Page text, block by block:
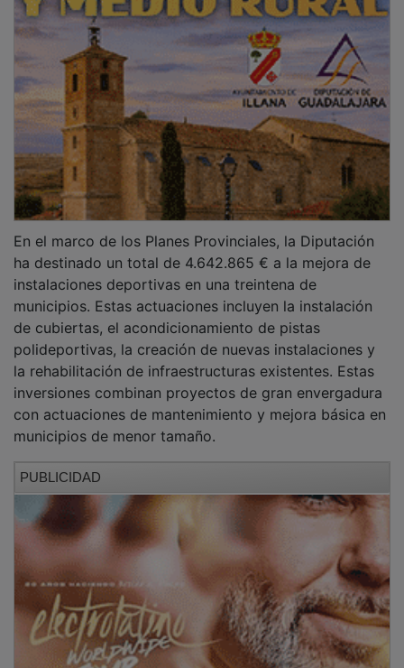
ha destinado un total de 4.642.865 € a la mejora de
instalaciones deportivas en una treintena de
municipios. Estas actuaciones incluyen la instalación
de cubiertas, el acondicionamiento de pistas
polideportivas, la creación de nuevas instalaciones y
la rehabilitación de infraestructuras existentes. Estas
inversiones combinan proyectos de gran envergadura
con actuaciones de mantenimiento y mejora básica en
municipios de menor tamaño.